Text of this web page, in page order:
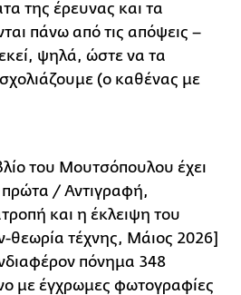
της έρευνας και τα
πάνω από τις απόψεις –
ψηλά, ώστε να τα
(ο καθένας με
του Μουτσόπουλου έχει
πρώτα / Αντιγραφή,
και η έκλειψη του
θεωρία τέχνης, Μάιος 2026]
πόνημα 348
με έγχρωμες φωτογραφίες